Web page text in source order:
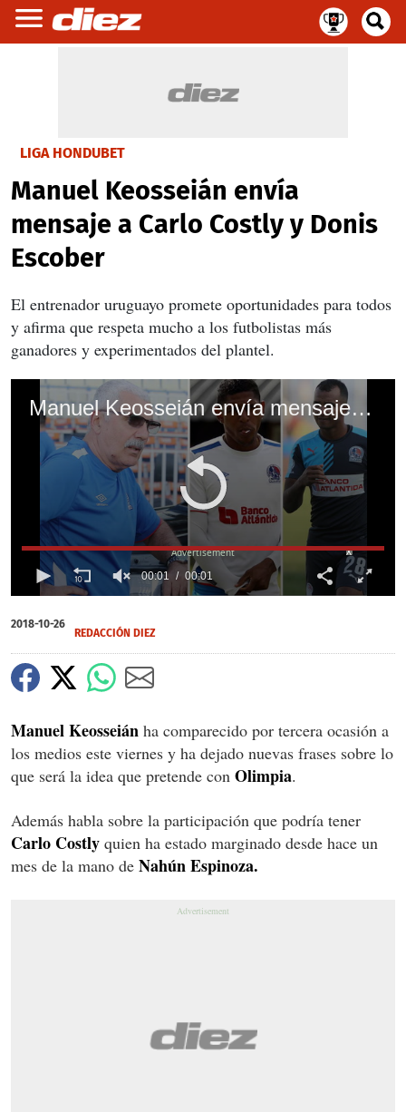
LIGA HONDUBET
Manuel Keosseián envía
mensaje a Carlo Costly y Donis
Escober
El entrenador uruguayo promete oportunidades para todos
y afirma que respeta mucho a los futbolistas más
ganadores y experimentados del plantel.
Manuel Keosseián envía mensaje a Carlo Costly y Donis Escober
of
1
00:01 00:01
X
2018-10-26
REDACCIÓN DIEZ
Manuel Keosseián ha comparecido por tercera ocasión a
los medios este viernes y ha dejado nuevas frases sobre lo
que será la idea que pretende con Olimpia.
Además habla sobre la participación que podría tener
Carlo Costly quien ha estado marginado desde hace un
mes de la mano de Nahún Espinoza.